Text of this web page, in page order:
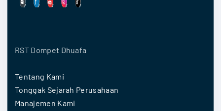
RST Dompet Dhuafa
Tentang Kami
Tonggak Sejarah Perusahaan
Manajemen Kami